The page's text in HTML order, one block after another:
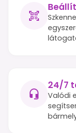
24/7
Valódi